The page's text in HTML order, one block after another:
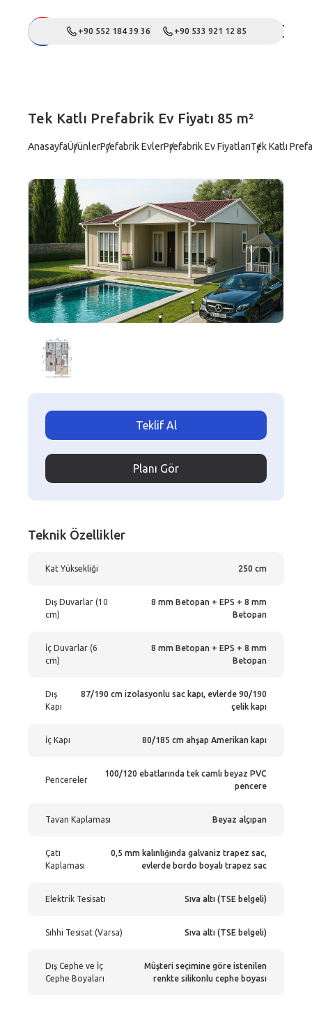
+90 552 184 39 36 +90 533 921 12 85
Tek Katlı Prefabrik Ev Fiyatı 85 m²
AnasayfaÜrünlerPrefabrik EvlerPrefabrik Ev FiyatlarıTek Katlı
Teklif Al
Planı Gör
Teknik Özellikler
Kat Yüksekliği 250 cm
Dış Duvarlar (10
cm)
8 mm Betopan + EPS + 8 mm
Betopan
İç Duvarlar (6
cm)
8 mm Betopan + EPS + 8 mm
Betopan
Dış
Kapı
87/190 cm izolasyonlu sac kapı, evlerde 90/190
çelik kapı
İç Kapı 80/185 cm ahşap Amerikan kapı
Pencereler
100/120 ebatlarında tek camlı beyaz PVC
pencere
Tavan Kaplaması Beyaz alçıpan
Çatı
Kaplaması
0,5 mm kalınlığında galvaniz trapez sac,
evlerde bordo boyalı trapez sac
Elektrik Tesisatı Sıva altı (TSE belgeli)
Sıhhi Tesisat (Varsa) Sıva altı (TSE belgeli)
Dış Cephe ve İç
Cephe Boyaları
Müşteri seçimine göre istenilen
renkte silikonlu cephe boyası